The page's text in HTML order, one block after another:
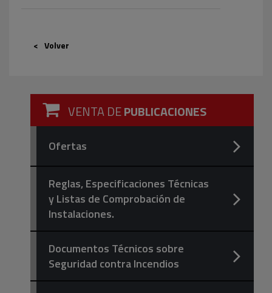
Volver
VENTA DEPUBLICACIONES
Ofertas
Reglas, Especificaciones Técnicas
y Listas de Comprobación de
Instalaciones.
Documentos Técnicos sobre
Seguridad contra Incendios